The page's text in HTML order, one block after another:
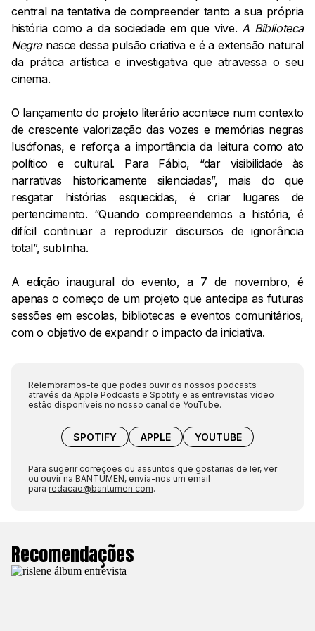
central na tentativa de compreender tanto a sua própria
história como a da sociedade em que vive.A Biblioteca
Negranasce dessa pulsão criativa e é a extensão natural
da prática artística e investigativa que atravessa o seu
cinema.
O lançamento do projeto literário acontece num contexto
de crescente valorização das vozes e memórias negras
lusófonas, e reforça a importância da leitura como ato
político e cultural. Para Fábio, “dar visibilidade às
narrativas historicamente silenciadas”, mais do que
resgatar histórias esquecidas, é criar lugares de
pertencimento. “Quando compreendemos a história, é
difícil continuar a reproduzir discursos de ignorância
total”, sublinha.
A edição inaugural do evento, a 7 de novembro, é
apenas o começo de um projeto que antecipa as futuras
sessões em escolas, bibliotecas e eventos comunitários,
com o objetivo de expandir o impacto da iniciativa.
Relembramos-te que podes ouvir os nossos podcasts
através da Apple Podcasts e Spotify e as entrevistas vídeo
estão disponíveis no nosso canal de YouTube.
SPOTIFY APPLE YOUTUBE
Para sugerir correções ou assuntos que gostarias de ler, ver
ou ouvir na BANTUMEN, envia-nos um email
para redacao@bantumen.com.
Recomendações